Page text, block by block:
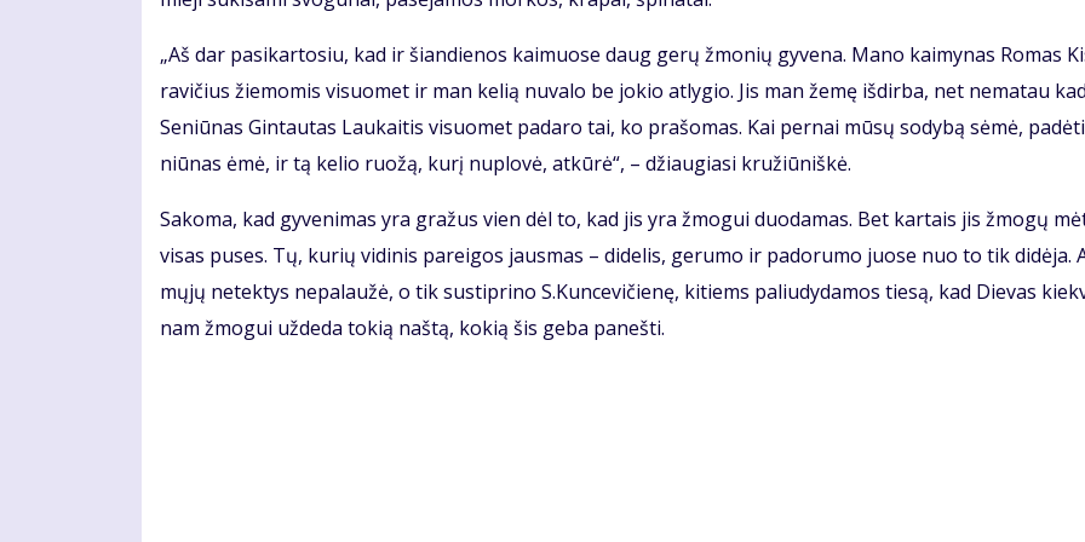
„Aš dar pa­si­kar­to­siu, kad ir šian­die­nos kai­muo­se daug ge­rų žmo­nių gy­ve­na. Ma­no kai­my­nas Ro­mas
ra­vi­čius žie­mo­mis vi­suo­met ir man ke­lią nu­va­lo be jo­kio at­ly­gio. Jis man že­mę iš­dir­ba, net ne­ma­tau
Se­niū­nas Gin­tau­tas Lau­kai­tis vi­suo­met pa­da­ro tai, ko pra­šo­mas. Kai per­nai mū­sų so­dy­bą sė­mė,
niū­nas ėmė, ir tą ke­lio ruo­žą, ku­rį nu­plo­vė, at­kū­rė“, – džiau­gia­si kru­žiū­niš­kė.
Sa­ko­ma, kad gy­ve­ni­mas yra gra­žus vien dėl to, kad jis yra žmo­gui duo­da­mas. Bet kar­tais jis žmo­gų
vi­sas pu­ses. Tų, ku­rių vi­di­nis pa­rei­gos jaus­mas – di­de­lis, ge­ru­mo ir pa­do­ru­mo juo­se nuo to tik di­dė­ja.
mų­jų ne­tek­tys ne­pa­lau­žė, o tik su­stip­ri­no S.Kun­ce­vi­čie­nę, ki­tiems pa­liu­dy­da­mos tie­są, kad Die­vas
nam žmo­gui už­de­da to­kią naš­tą, ko­kią šis ge­ba pa­neš­ti.